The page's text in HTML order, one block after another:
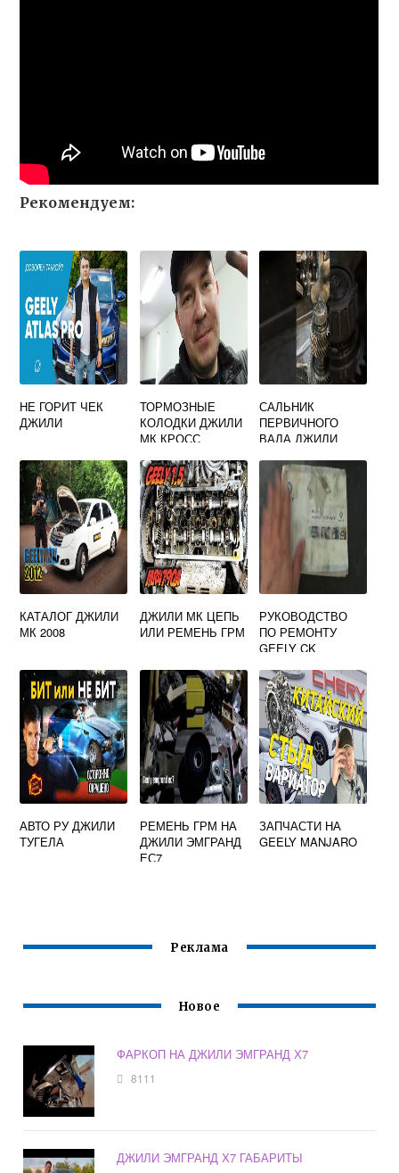
Рекомендуем:
НЕ ГОРИТ ЧЕК
ДЖИЛИ
ТОРМОЗНЫЕ
КОЛОДКИ ДЖИЛИ
МК КРОСС
САЛЬНИК
ПЕРВИЧНОГО
ВАЛА ДЖИЛИ
АРТИКУЛ
КАТАЛОГ ДЖИЛИ
МК 2008
ДЖИЛИ МК ЦЕПЬ
ИЛИ РЕМЕНЬ ГРМ
РУКОВОДСТВО
ПО РЕМОНТУ
GEELY CK
АВТО РУ ДЖИЛИ
ТУГЕЛА
РЕМЕНЬ ГРМ НА
ДЖИЛИ ЭМГРАНД
ЕС7
ЗАПЧАСТИ НА
GEELY MANJARO
Реклама
Новое
ФАРКОП НА ДЖИЛИ ЭМГРАНД Х7
8111
ДЖИЛИ ЭМГРАНД Х7 ГАБАРИТЫ